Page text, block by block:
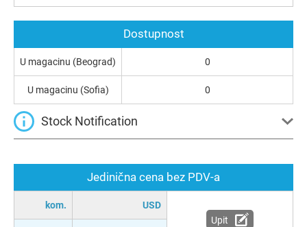
Jedinična cena bez PDV-a
kom. USD
Upit
Dostupnost
U magacinu (Beograd) 0
U magacinu (Sofia) 0
Stock Notification